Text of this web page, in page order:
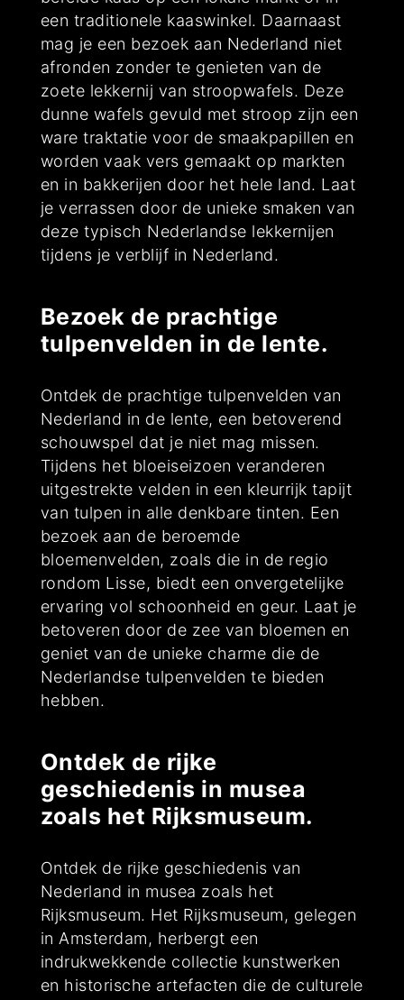
een traditionele kaaswinkel. Daarnaast
mag je een bezoek aan Nederland niet
afronden zonder te genieten van de
zoete lekkernij van stroopwafels. Deze
dunne wafels gevuld met stroop zijn een
ware traktatie voor de smaakpapillen en
worden vaak vers gemaakt op markten
en in bakkerijen door het hele land. Laat
je verrassen door de unieke smaken van
deze typisch Nederlandse lekkernijen
tijdens je verblijf in Nederland.
Bezoek de prachtige
tulpenvelden in de lente.
Ontdek de prachtige tulpenvelden van
Nederland in de lente, een betoverend
schouwspel dat je niet mag missen.
Tijdens het bloeiseizoen veranderen
uitgestrekte velden in een kleurrijk tapijt
van tulpen in alle denkbare tinten. Een
bezoek aan de beroemde
bloemenvelden, zoals die in de regio
rondom Lisse, biedt een onvergetelijke
ervaring vol schoonheid en geur. Laat je
betoveren door de zee van bloemen en
geniet van de unieke charme die de
Nederlandse tulpenvelden te bieden
hebben.
Ontdek de rijke
geschiedenis in musea
zoals het Rijksmuseum.
Ontdek de rijke geschiedenis van
Nederland in musea zoals het
Rijksmuseum. Het Rijksmuseum, gelegen
in Amsterdam, herbergt een
indrukwekkende collectie kunstwerken
en historische artefacten die de culturele